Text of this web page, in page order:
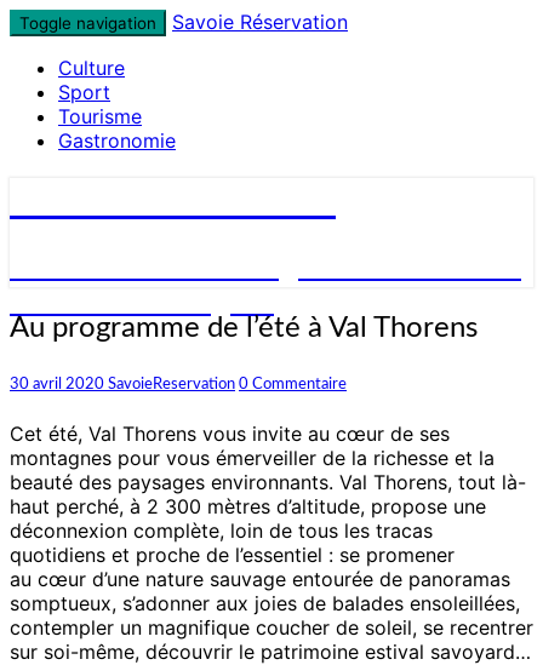
Skip
content
Toggle navigation
Savoie Réservation
Culture
Sport
Tourisme
Gastronomie
Au
programme
de
l’été
Val
Thorens
Au programme de l’été à Val Thorens
30 avril 2020 SavoieReservation Commentaires
0 Commentaire
Cet été, Val Thorens vous invite au cœur de ses
montagnes pour vous émerveiller de la richesse et la
beauté des paysages environnants. Val Thorens, tout là-
haut perché, à 2 300 mètres d’altitude, propose une
déconnexion complète, loin de tous les tracas
quotidiens et proche de l’essentiel : se promener
au cœur d’une nature sauvage entourée de panoramas
somptueux, s’adonner aux joies de balades ensoleillées,
contempler un magnifique coucher de soleil, se recentrer
sur soi-même, découvrir le patrimoine estival savoyard…